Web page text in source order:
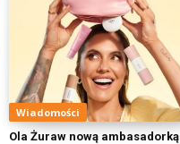
Wiadomości
Ola Żuraw nową ambasadorką